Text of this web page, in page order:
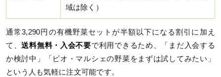
域は除く）
通常3,290円の有機野菜セットが半額以下になる割引に加え
て、送料無料・入会不要で利用できるため、「まだ入会する
か検討中」「ビオ・マルシェの野菜をまずは試してみたい」
という人も気軽に注文可能です。